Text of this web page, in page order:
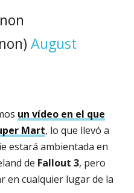
August
un vídeo en el que
Mart, lo que llevó a
estará ambientada en
de Fallout 3, pero
en cualquier lugar de la